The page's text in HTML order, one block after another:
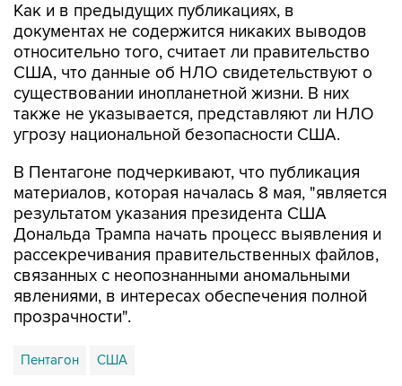
Как и в предыдущих публикациях, в
документах не содержится никаких выводов
относительно того, считает ли правительство
США, что данные об НЛО свидетельствуют о
существовании инопланетной жизни. В них
также не указывается, представляют ли НЛО
угрозу национальной безопасности США.
В Пентагоне подчеркивают, что публикация
материалов, которая началась 8 мая, "является
результатом указания президента США
Дональда Трампа начать процесс выявления и
рассекречивания правительственных файлов,
связанных с неопознанными аномальными
явлениями, в интересах обеспечения полной
прозрачности".
Пентагон США